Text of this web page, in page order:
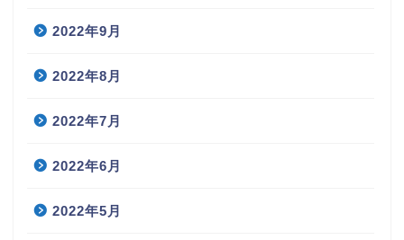
2022年9月
2022年8月
2022年7月
2022年6月
2022年5月